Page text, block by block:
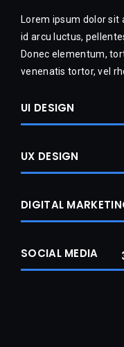
Lorem ipsum dolor sit
id arcu luctus,
Donec elementum,
venenatis tortor, vel
UI DESIGN
UX DESIGN
DIGITAL
SOCIAL MEDIA